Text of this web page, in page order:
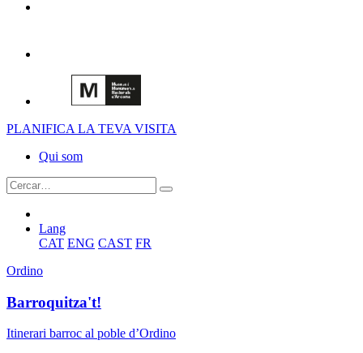
PLANIFICA LA TEVA VISITA
Qui som
Lang
CAT ENG CAST FR
Ordino
Barroquitza't!
Itinerari barroc al poble d’Ordino